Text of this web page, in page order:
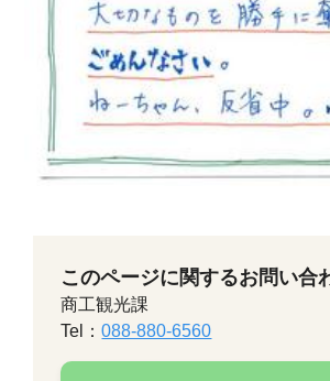
このページに関するお問い合
商工観光課
Tel：088-880-6560